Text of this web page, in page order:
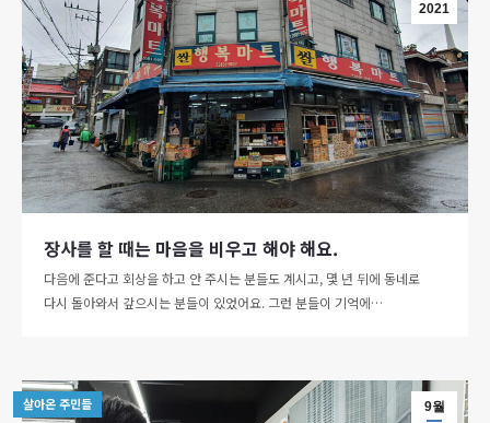
2021
장사를 할 때는 마음을 비우고 해야 해요.
다음에 준다고 회상을 하고 안 주시는 분들도 계시고, 몇 년 뒤에 동네로
다시 돌아와서 갚으시는 분들이 있었어요. 그런 분들이 기억에…
9월
살아온 주민들